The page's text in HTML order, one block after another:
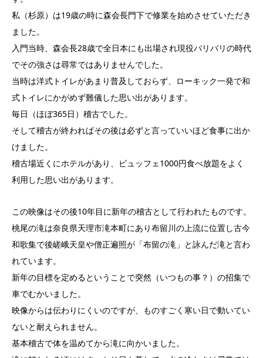
私（杉原）は19歳の時に森会長門下で修業を始めさせていただき
ました。
入門当時、森会長28歳で全日本にも出場され現役バリバリの時代
でその強さは尋常ではありませんでした。
当時は洋式トイレがあまり普及しておらず、ローキック一発で和
式トイレにかがめず難儀した思い出があります。
毎日（ほぼ365日）稽古でした。
そして稽古が終わればその後は必ずと言っていいほど食事に出か
けました。
稽古場近くにホテルがあり、ビュッフェ1000円食べ放題をよく
利用した思い出があります。
この映像はその後10年目に新年の稽古として行われたものです。
桃尾の滝は奈良県天理市滝本町にあり布留川の上流に位置し古今
和歌集で後嵯峨天皇や僧正遍照が「布留の滝」と詠んだ滝と言わ
れています。
新年の目標を定めるということで突然（いつもの事？）の招集で
車でむかいました。
映像からは伝わりにくいのですが、ものすごく寒い日で動いてい
ないと耐えられません。
基本稽古で体を温めてから滝に向かいました。